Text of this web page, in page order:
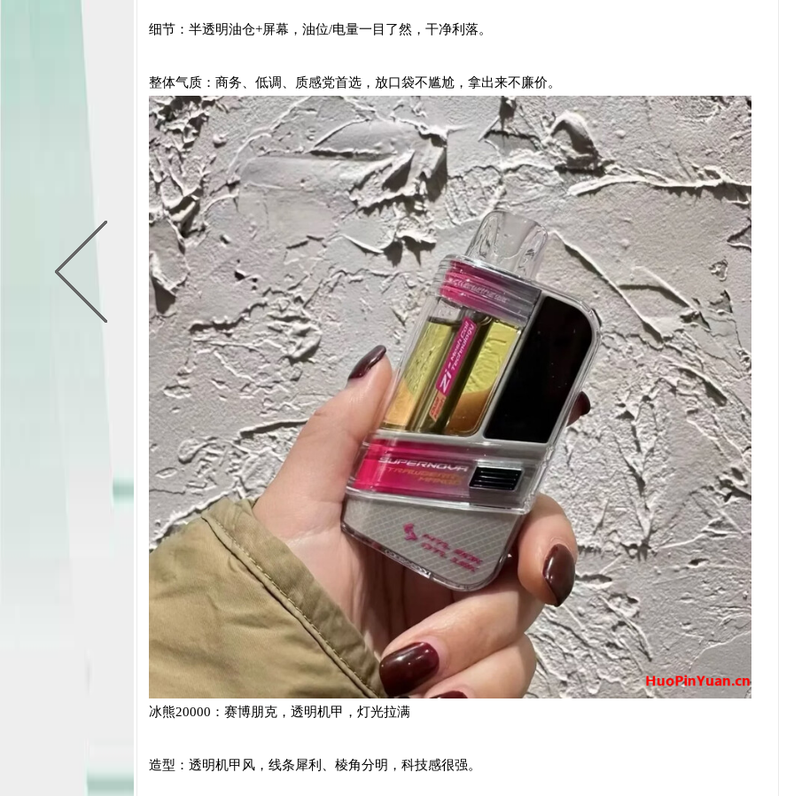
细节：半透明油仓+屏幕，油位/电量一目了然，干净利落。
整体气质：商务、低调、质感党首选，放口袋不尴尬，拿出来不廉价。
冰熊20000：赛博朋克，透明机甲，灯光拉满
造型：透明机甲风，线条犀利、棱角分明，科技感很强。